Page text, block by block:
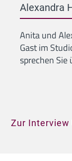
Alexandra
Anita und
Gast im
sprechen Sie
Zur Interview